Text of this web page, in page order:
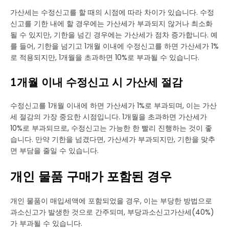
가산세는 수정신고를 할 때의 시점에 따라 차이가 있습니다. 수정
신고를 기한 내에 할 경우에는 가산세가 부과되지 않거나 최소화
될 수 있지만, 기한을 넘긴 경우에는 가산세가 점차 증가합니다. 예
를 들어, 기한을 넘기고 1개월 이내에 수정신고를 하면 가산세가 1%
로 적용되지만, 1개월을 초과하면 10%로 부과될 수 있습니다.
1개월 이내 수정신고 시 가산세 절감
수정신고를 1개월 이내에 하면 가산세가 1%로 부과되며, 이는 가산
세 절감의 가장 중요한 시점입니다. 1개월을 초과하면 가산세가
10%로 부과되므로, 수정신고는 가능한 한 빨리 진행하는 것이 좋
습니다. 만약 기한을 넘겼다면, 가산세가 부과되지만, 기한을 맞추
면 부담을 줄일 수 있습니다.
개인 물품 구매가 포함된 경우
개인 물품이 매입세액에 포함되었을 경우, 이는 부당한 방법으로
과소신고가 발생한 것으로 간주되며, 부당과소신고가산세(40%)
가 부과될 수 있습니다.